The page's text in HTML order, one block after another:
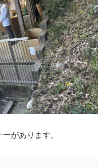
があります。